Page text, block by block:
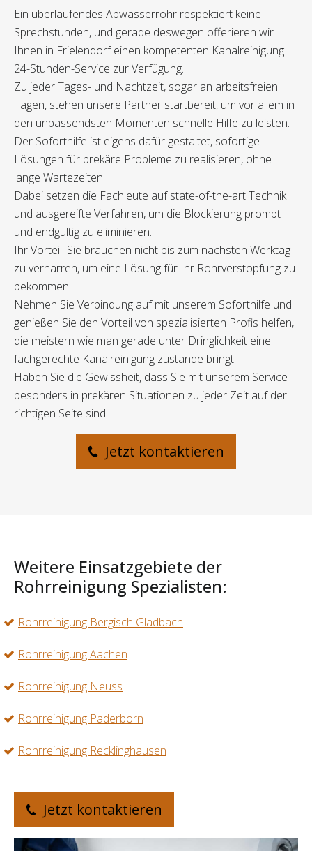
Ein überlaufendes Abwasserrohr respektiert keine
Sprechstunden, und gerade deswegen offerieren wir
Ihnen in Frielendorf einen kompetenten Kanalreinigung
24-Stunden-Service zur Verfügung.
Zu jeder Tages- und Nachtzeit, sogar an arbeitsfreien
Tagen, stehen unsere Partner startbereit, um vor allem in
den unpassendsten Momenten schnelle Hilfe zu leisten.
Der Soforthilfe ist eigens dafür gestaltet, sofortige
Lösungen für prekäre Probleme zu realisieren, ohne
lange Wartezeiten.
Dabei setzen die Fachleute auf state-of-the-art Technik
und ausgereifte Verfahren, um die Blockierung prompt
und endgültig zu eliminieren.
Ihr Vorteil: Sie brauchen nicht bis zum nächsten Werktag
zu verharren, um eine Lösung für Ihr Rohrverstopfung zu
bekommen.
Nehmen Sie Verbindung auf mit unserem Soforthilfe und
genießen Sie den Vorteil von spezialisierten Profis helfen,
die meistern wie man gerade unter Dringlichkeit eine
fachgerechte Kanalreinigung zustande bringt.
Haben Sie die Gewissheit, dass Sie mit unserem Service
besonders in prekären Situationen zu jeder Zeit auf der
richtigen Seite sind.
Jetzt kontaktieren
Weitere Einsatzgebiete der
Rohrreinigung Spezialisten:
Rohrreinigung Bergisch Gladbach
Rohrreinigung Aachen
Rohrreinigung Neuss
Rohrreinigung Paderborn
Rohrreinigung Recklinghausen
Jetzt kontaktieren